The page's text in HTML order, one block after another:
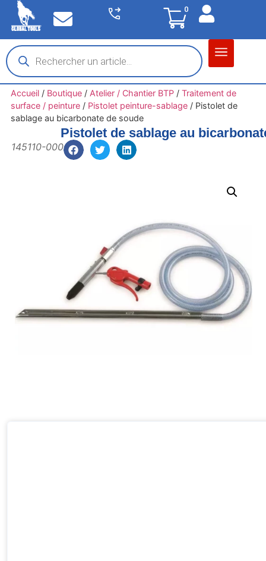
0
Accueil/ Boutique/ Atelier / Chantier BTP/ Traitement de
surface / peinture/ Pistolet peinture-sablage/ Pistolet de
sablage au bicarbonate de soude
Pistolet de sablage au
145110-000